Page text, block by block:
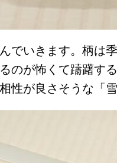
でいきます。柄は
のが怖くて躊躇す
性が良さそうな「